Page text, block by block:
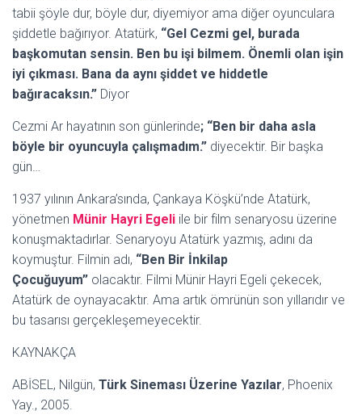
tabii şöyle dur, böyle dur, diyemiyor ama diğer oyunculara
şiddetle bağırıyor. Atatürk, “Gel Cezmi gel, burada
başkomutan sensin. Ben bu işi bilmem. Önemli olan işin
iyi çıkması. Bana da aynı şiddet ve hiddetle
bağıracaksın.” Diyor
Cezmi Ar hayatının son günlerinde; “Ben bir daha asla
böyle bir oyuncuyla çalışmadım.” diyecektir. Bir başka
gün…
1937 yılının Ankara’sında, Çankaya Köşkü’nde Atatürk,
yönetmen Münir Hayri Egeli ile bir film senaryosu üzerine
konuşmaktadırlar. Senaryoyu Atatürk yazmış, adını da
koymuştur. Filmin adı, “Ben Bir İnkilap
Çocuğuyum” olacaktır. Filmi Münir Hayri Egeli çekecek,
Atatürk de oynayacaktır. Ama artık ömrünün son yıllarıdır ve
bu tasarısı gerçekleşemeyecektir.
KAYNAKÇA
ABİSEL, Nilgün, Türk Sineması Üzerine Yazılar, Phoenix
Yay., 2005.